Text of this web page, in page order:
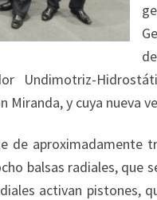
Undimotriz-
Miranda, y cuya nueva
de aproximadamente
balsas radiales, que
activan pistones,